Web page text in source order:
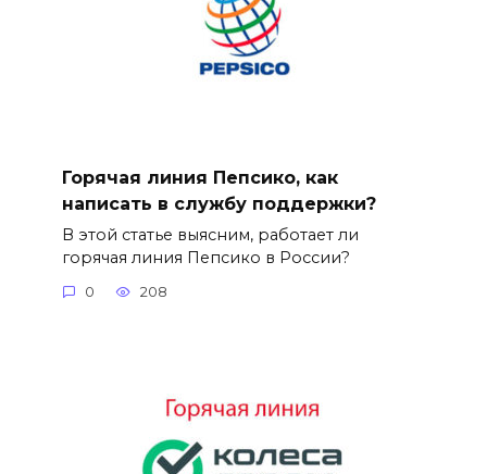
Горячая линия Пепсико, как
написать в службу поддержки?
В этой статье выясним, работает ли
горячая линия Пепсико в России?
0 208